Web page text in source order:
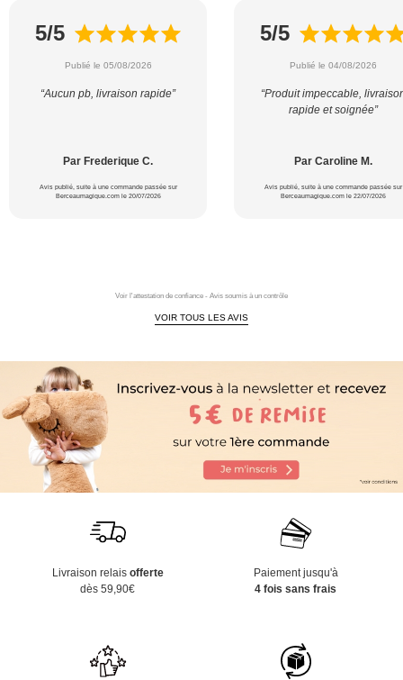
5/5
Publié le 05/08/2026
“Aucun pb, livraison rapide”
Par Frederique C.
Avis publié, suite à une commande passée sur
Berceaumagique.com le 20/07/2026
5/5
Publié le 04/08/2026
“Produit impeccable,
rapide et soignée”
Par Caroline M.
Avis publié, suite à une commande passée sur
Berceaumagique.com le 22/07/2026
Voir l'attestation de confiance - Avis soumis à un contrôle
VOIR TOUS LES AVIS
Livraison relais offerte
dès 59,90€
Paiement jusqu'à
4 fois sans frais